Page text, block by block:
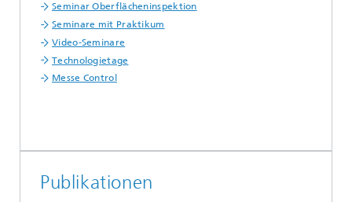
Seminar Oberflächeninspektion
Seminare mit Praktikum
Video-Seminare
Technologietage
Messe Control
Publikationen